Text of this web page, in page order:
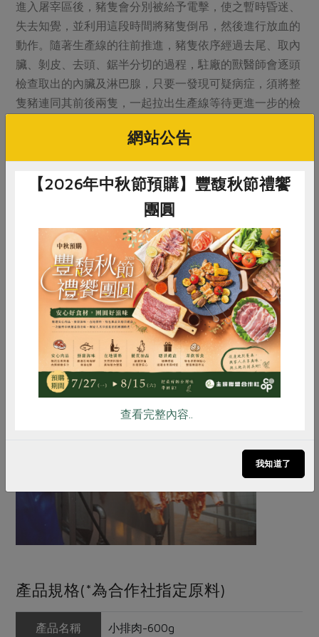
進入屠宰區後，豬隻會分別被給予電擊，使之暫時昏迷、
失去知覺，並利用這段時間將豬隻倒吊，然後進行放血的
動作。隨著生產線的往前推進，豬隻依序經過去尾、取內
臟、剝皮、去頭、鋸半分切的過程，駐廠的獸醫師會逐頭
檢查取出的內臟及淋巴腺，只要一發現可疑病症，須將整
隻豬連同其前後兩隻，一起拉出生產線等待更進一步的檢
洗，才能進入冷凍庫冰存等待隔天再接續做分切跟加工的
動作。
這樣繁複的手續，不是特殊的規格待遇，而是信功每天重
複的工作流程。再一次的，我又想起了楊醫師的名言：
『九十九分，等於零分。』
產品規格(*為合作社指定原料)
產品名稱 小排肉-600g
惜食 RPET 食譜 減硝酸鹽
雞蛋 食安 共同購買
網站公告
【2026年中秋節預購】豐馥秋節禮饗
團圓
查看完整內容..
我知道了